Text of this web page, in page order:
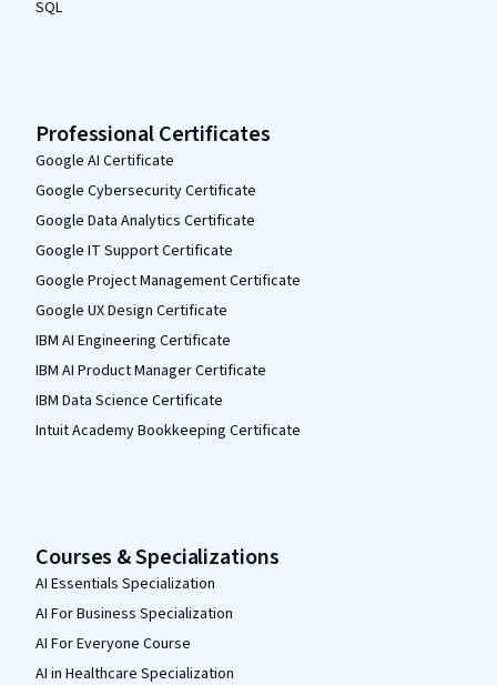
SQL
Professional Certificates
Google AI Certificate
Google Cybersecurity Certificate
Google Data Analytics Certificate
Google IT Support Certificate
Google Project Management Certificate
Google UX Design Certificate
IBM AI Engineering Certificate
IBM AI Product Manager Certificate
IBM Data Science Certificate
Intuit Academy Bookkeeping Certificate
Courses & Specializations
AI Essentials Specialization
AI For Business Specialization
AI For Everyone Course
AI in Healthcare Specialization